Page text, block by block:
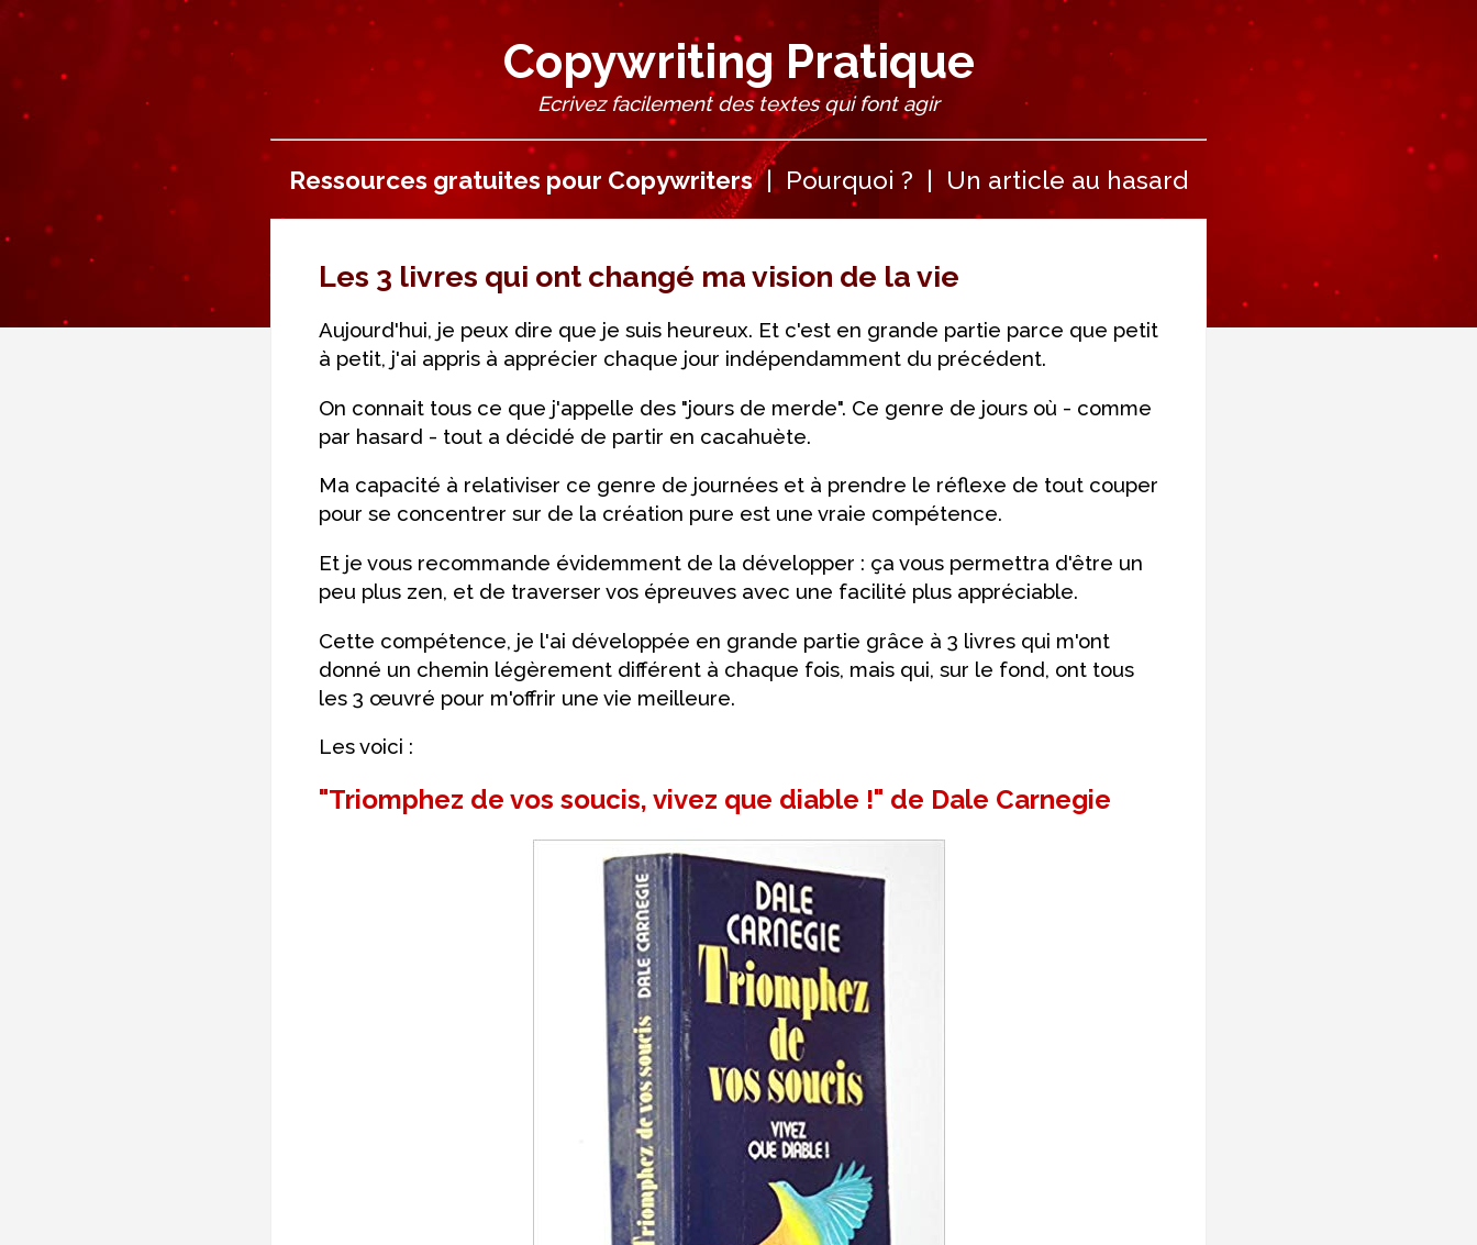
Copywriting Pratique
Ecrivez facilement des textes qui font agir
Ressources gratuites pour Copywriters| Pourquoi ? | Un article au hasard
Les 3 livres qui ont changé ma vision de la vie
Aujourd'hui, je peux dire que je suis heureux. Et c'est en grande partie parce que petit
à petit, j'ai appris à apprécier chaque jour indépendamment du précédent.
On connait tous ce que j'appelle des "jours de merde". Ce genre de jours où - comme
par hasard - tout a décidé de partir en cacahuète.
Ma capacité à relativiser ce genre de journées et à prendre le réflexe de tout couper
pour se concentrer sur de la création pure est une vraie compétence.
Et je vous recommande évidemment de la développer : ça vous permettra d'être un
peu plus zen, et de traverser vos épreuves avec une facilité plus appréciable.
Cette compétence, je l'ai développée en grande partie grâce à 3 livres qui m'ont
donné un chemin légèrement différent à chaque fois, mais qui, sur le fond, ont tous
les 3 œuvré pour m'offrir une vie meilleure.
Les voici :
"Triomphez de vos soucis, vivez que diable !" de Dale Carnegie